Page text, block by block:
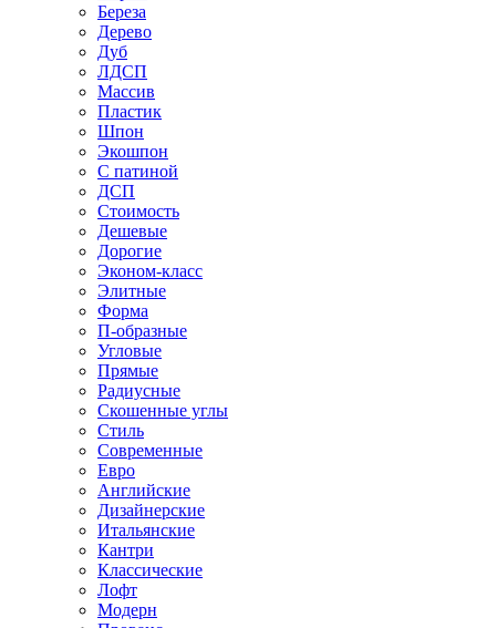
Береза
Дерево
Дуб
ЛДСП
Массив
Пластик
Шпон
Экошпон
С патиной
ДСП
Стоимость
Дешевые
Дорогие
Эконом-класс
Элитные
Форма
П-образные
Угловые
Прямые
Радиусные
Скошенные углы
Стиль
Современные
Евро
Английские
Дизайнерские
Итальянские
Кантри
Классические
Лофт
Модерн